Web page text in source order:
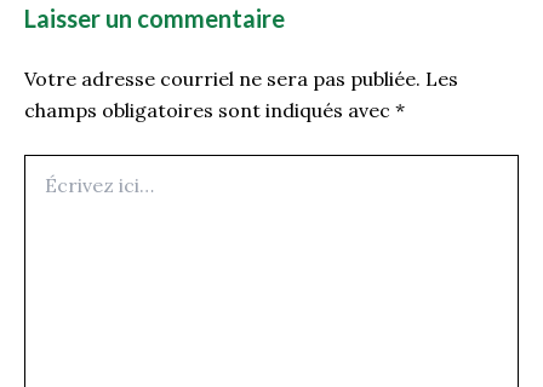
Laisser un commentaire
Votre adresse courriel ne sera pas publiée. Les
champs obligatoires sont indiqués avec *
ici…